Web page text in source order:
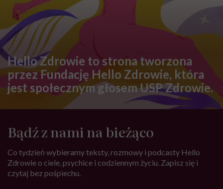
Hello Zdrowie to strona tworzona
przez Fundację Hello Zdrowie, która
jest społecznym głosem USP Zdrowie.
Bądź z nami na bieżąco
Co tydzień wybieramy teksty, rozmowy i podcasty Hello
Zdrowie o ciele, psychice i codziennym życiu. Zapisz się i
czytaj bez pośpiechu.